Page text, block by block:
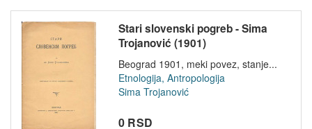
Stari slovenski pogreb - Sima
Trojanović (1901)
Beograd 1901, meki povez, stanje...
Etnologija, Antropologija
Sima Trojanović
0 RSD